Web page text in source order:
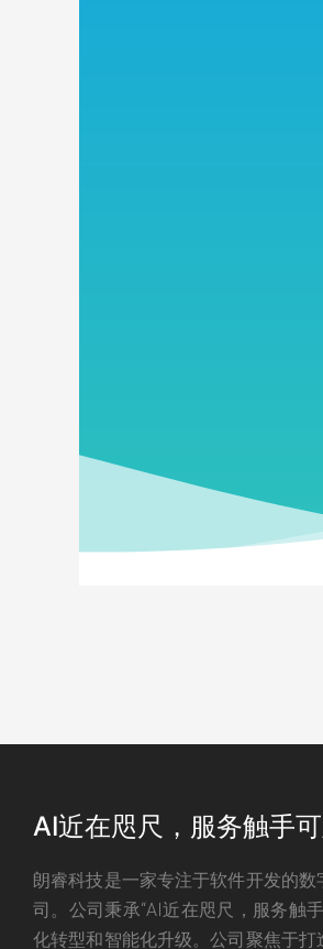
AI近在咫尺，服务触手
朗睿科技是一家专注于软件开发的
司。公司秉承“AI近在咫尺，服务触
化转型和智能化升级。公司聚焦于
展、学习培训、就
服务。通过丰富的